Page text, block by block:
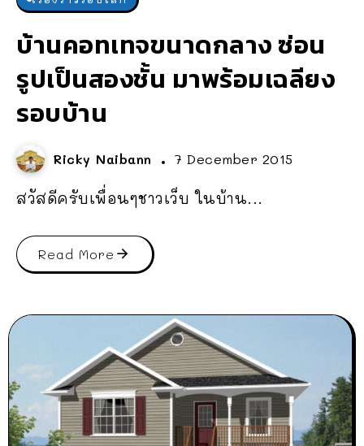
บ้านคอทเทจขนาดกลาง ซ่อน
รูปเป็นสองชั้น มาพร้อมเฉลียง
รอบบ้าน
Ricky Naibann 7 December 2015
สวัสดีครับเพื่อนๆชาวเว็บ ในบ้าน...
Read More